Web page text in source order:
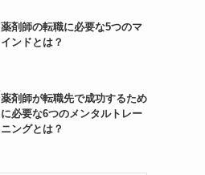
薬剤師の転職に必要な5つのマ
インドとは？
薬剤師が転職先で成功するため
に必要な6つのメンタルトレー
ニングとは？